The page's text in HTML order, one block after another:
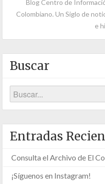
Blog Centro de
Colombiano. Un Siglo de
e
Buscar
Entradas
Consulta el Archivo de El
¡Síguenos en Instagram!